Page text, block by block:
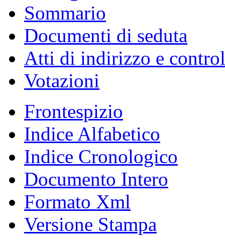
Sommario
Documenti di seduta
Atti di indirizzo e
Votazioni
Frontespizio
Indice Alfabetico
Indice Cronologico
Documento Intero
Formato Xml
Versione Stampa